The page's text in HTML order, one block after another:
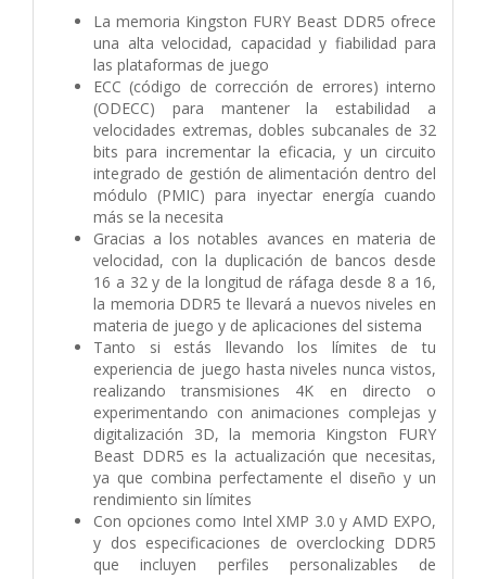
La memoria Kingston FURY Beast DDR5 ofrece
una alta velocidad, capacidad y fiabilidad para
las plataformas de juego
ECC (código de corrección de errores) interno
(ODECC) para mantener la estabilidad a
velocidades extremas, dobles subcanales de 32
bits para incrementar la eficacia, y un circuito
integrado de gestión de alimentación dentro del
módulo (PMIC) para inyectar energía cuando
más se la necesita
Gracias a los notables avances en materia de
velocidad, con la duplicación de bancos desde
16 a 32 y de la longitud de ráfaga desde 8 a 16,
la memoria DDR5 te llevará a nuevos niveles en
materia de juego y de aplicaciones del sistema
Tanto si estás llevando los límites de tu
experiencia de juego hasta niveles nunca vistos,
realizando transmisiones 4K en directo o
experimentando con animaciones complejas y
digitalización 3D, la memoria Kingston FURY
Beast DDR5 es la actualización que necesitas,
ya que combina perfectamente el diseño y un
rendimiento sin límites
Con opciones como Intel XMP 3.0 y AMD EXPO,
y dos especificaciones de overclocking DDR5
que incluyen perfiles personalizables de